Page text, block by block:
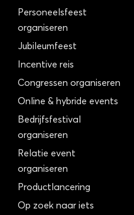
Personeelsfeest
organiseren
Jubileumfeest
Incentive reis
Congressen organiseren
Online & hybride events
Bedrijfsfestival
organiseren
Relatie event
organiseren
Productlancering
Op zoek naar iets